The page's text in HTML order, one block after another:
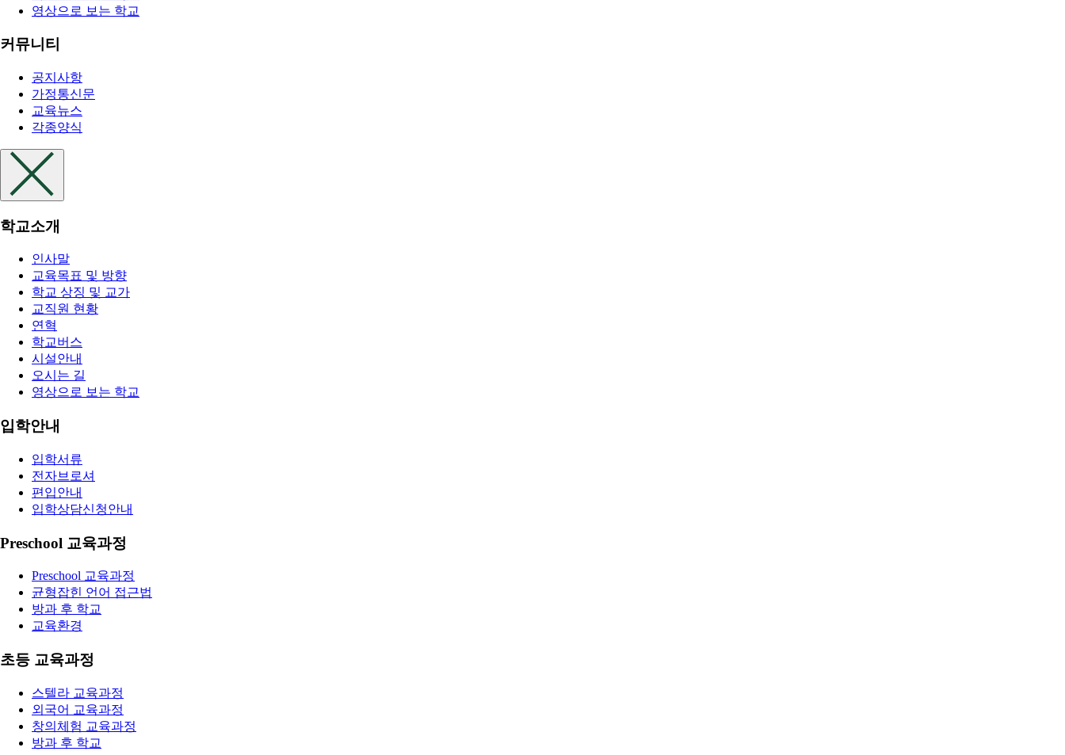
영상으로 보는 학교
커뮤니티
공지사항
가정통신문
교육뉴스
각종양식
학교소개
인사말
교육목표 및 방향
학교 상징 및 교가
교직원 현황
연혁
학교버스
시설안내
오시는 길
영상으로 보는 학교
입학안내
입학서류
전자브로셔
편입안내
입학상담신청안내
Preschool 교육과정
Preschool 교육과정
균형잡힌 언어 접근법
방과 후 학교
교육환경
초등 교육과정
스텔라 교육과정
외국어 교육과정
창의체험 교육과정
방과 후 학교